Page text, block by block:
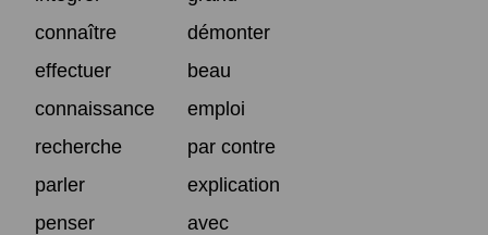
connaître
démonter
effectuer
beau
connaissance
emploi
recherche
par contre
parler
explication
penser
avec